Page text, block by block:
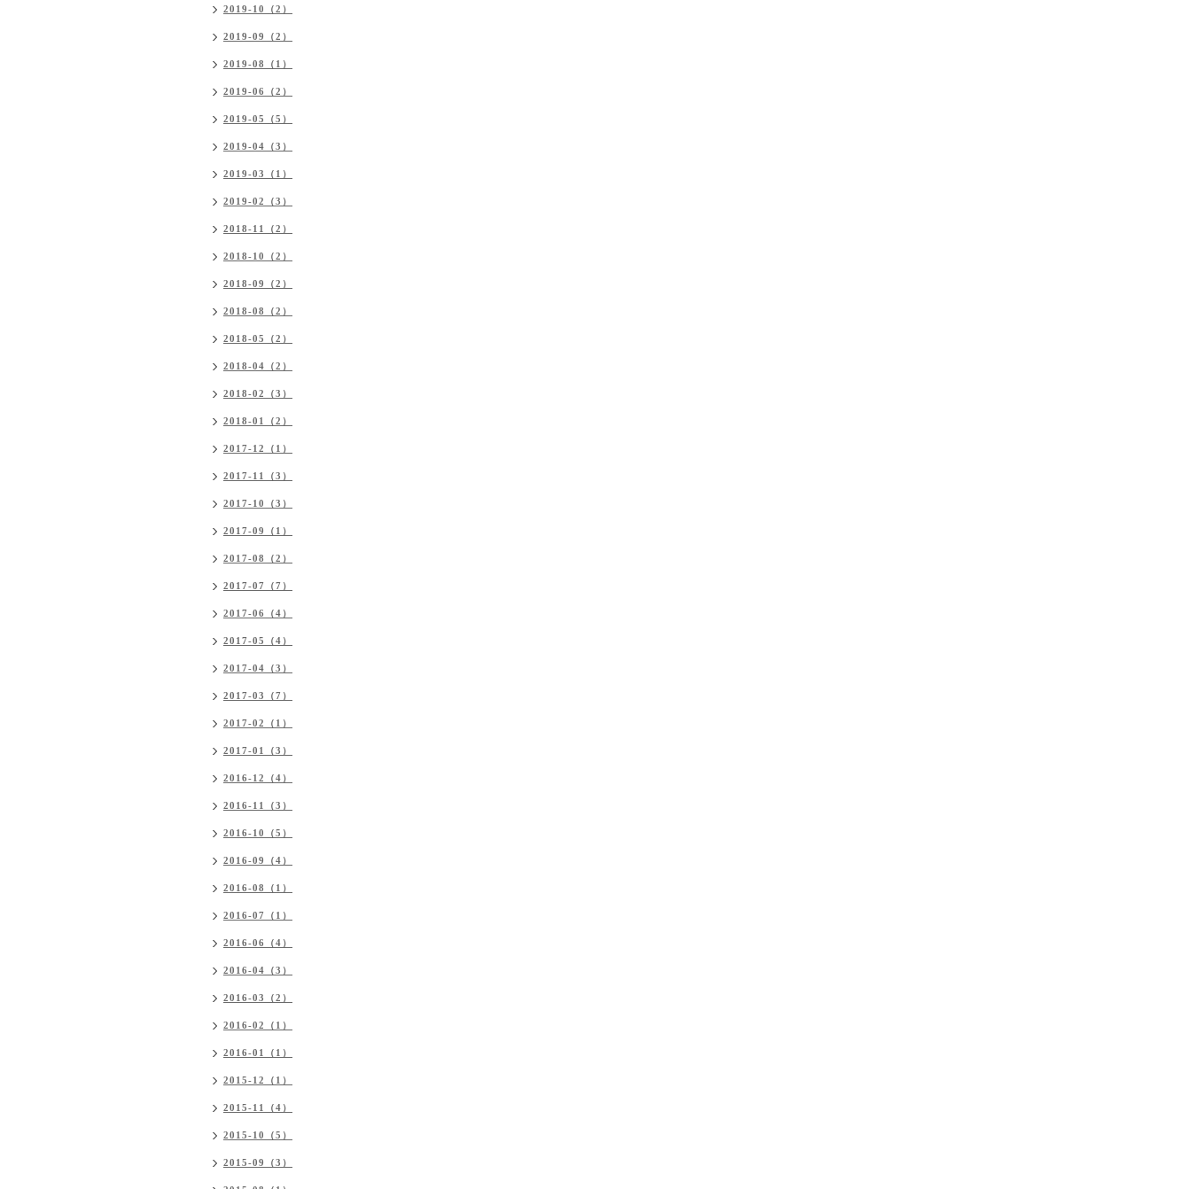
2019-10（2）
2019-09（2）
2019-08（1）
2019-06（2）
2019-05（5）
2019-04（3）
2019-03（1）
2019-02（3）
2018-11（2）
2018-10（2）
2018-09（2）
2018-08（2）
2018-05（2）
2018-04（2）
2018-02（3）
2018-01（2）
2017-12（1）
2017-11（3）
2017-10（3）
2017-09（1）
2017-08（2）
2017-07（7）
2017-06（4）
2017-05（4）
2017-04（3）
2017-03（7）
2017-02（1）
2017-01（3）
2016-12（4）
2016-11（3）
2016-10（5）
2016-09（4）
2016-08（1）
2016-07（1）
2016-06（4）
2016-04（3）
2016-03（2）
2016-02（1）
2016-01（1）
2015-12（1）
2015-11（4）
2015-10（5）
2015-09（3）